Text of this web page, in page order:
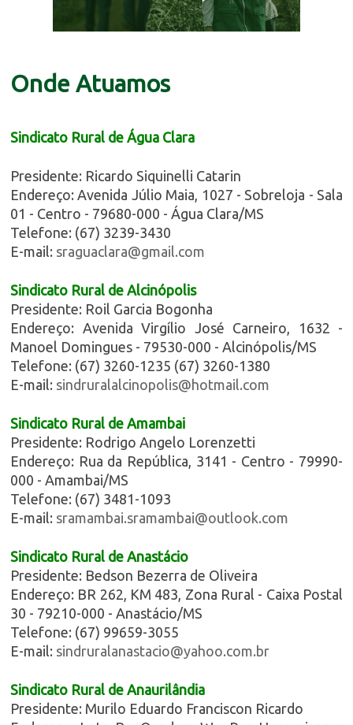
Onde Atuamos
Sindicato Rural de Água Clara
Presidente: Ricardo Siquinelli Catarin
Endereço: Avenida Júlio Maia, 1027 - Sobreloja - Sala
01 - Centro - 79680-000 - Água Clara/MS
Telefone: (67) 3239-3430
E-mail: sraguaclara@gmail.com
Sindicato Rural de Alcinópolis
Presidente: Roil Garcia Bogonha
Endereço: Avenida Virgílio José Carneiro, 1632 -
Manoel Domingues - 79530-000 - Alcinópolis/MS
Telefone: (67) 3260-1235 (67) 3260-1380
E-mail: sindruralalcinopolis@hotmail.com
Sindicato Rural de Amambai
Presidente: Rodrigo Angelo Lorenzetti
Endereço: Rua da República, 3141 - Centro - 79990-
000 - Amambai/MS
Telefone: (67) 3481-1093
E-mail: sramambai.sramambai@outlook.com
Sindicato Rural de Anastácio
Presidente: Bedson Bezerra de Oliveira
Endereço: BR 262, KM 483, Zona Rural - Caixa Postal
30 - 79210-000 - Anastácio/MS
Telefone: (67) 99659-3055
E-mail: sindruralanastacio@yahoo.com.br
Sindicato Rural de Anaurilândia
Presidente: Murilo Eduardo Franciscon Ricardo